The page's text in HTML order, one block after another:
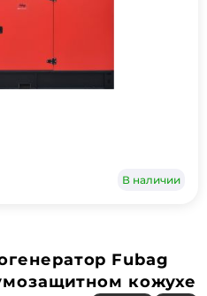
В наличии
Fubag
кожухе